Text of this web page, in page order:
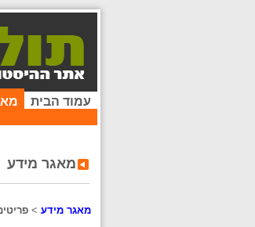
עמוד הבית
מאגר מידע
מאגר מידע >